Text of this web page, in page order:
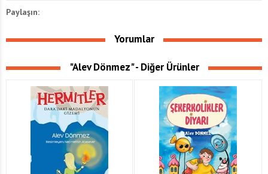
Paylaşın:
Yorumlar
"Alev Dönmez" - Diğer Ürünler